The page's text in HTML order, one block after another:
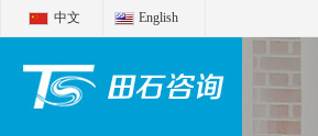
中文 English